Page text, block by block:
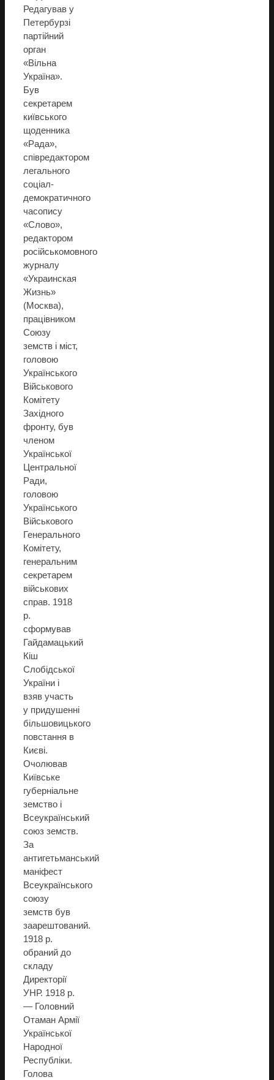
Редагував у
Петербурзі
партійний
орган
«Вільна
Україна».
Був
секретарем
київського
щоденника
«Рада»,
співредактором
легального
соціал-
демократичного
часопису
«Слово»,
редактором
російськомовного
журналу
«Украинская
Жизнь»
(Москва),
працівником
Союзу
земств і міст,
головою
Українського
Військового
Комітету
Західного
фронту, був
членом
Української
Центральної
Ради,
головою
Українського
Військового
Генерального
Комітету,
генеральним
секретарем
військових
справ. 1918
р.
сформував
Гайдамацький
Кіш
Слобідської
України і
взяв участь
у придушенні
більшовицького
повстання в
Києві.
Очолював
Київське
губерніальне
земство і
Всеукраїнський
союз земств.
За
антигетьманський
маніфест
Всеукраїнського
союзу
земств був
заарештований.
1918 р.
обраний до
складу
Директорії
УНР. 1918 р.
— Головний
Отаман Армії
Української
Народної
Республіки.
Голова